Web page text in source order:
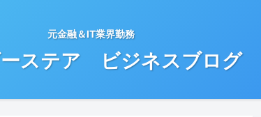
元金融＆IT業界勤務
ステア ビジネスブログ